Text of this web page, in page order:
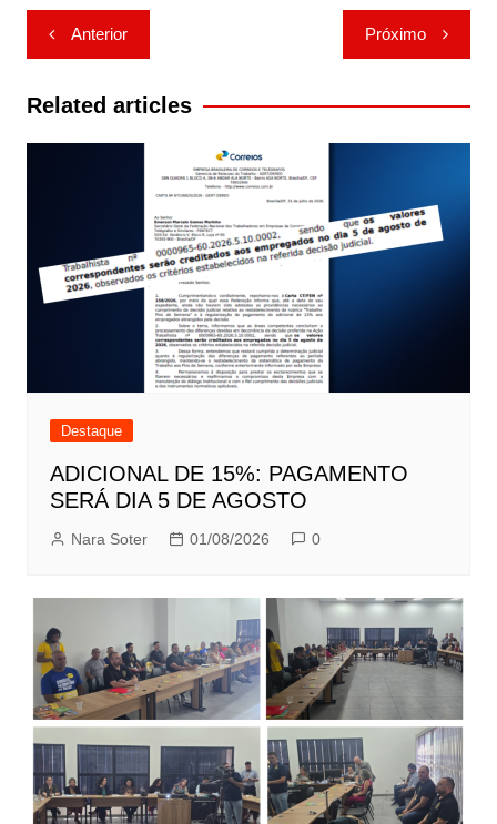
Navegação
de
Post
Anterior Próximo
Related articles
Destaque
ADICIONAL DE 15%: PAGAMENTO
SERÁ DIA 5 DE AGOSTO
Nara Soter 01/08/2026 0